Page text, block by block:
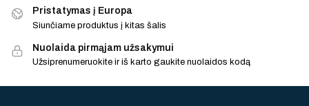
Pristatymas į Europa
Siunčiame produktus į kitas šalis
Nuolaida pirmąjam užsakymui
Užsiprenumeruokite ir iš karto gaukite nuolaidos kodą